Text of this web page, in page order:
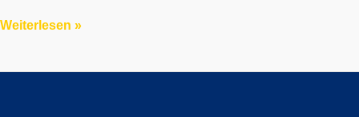
Weiterlesen »